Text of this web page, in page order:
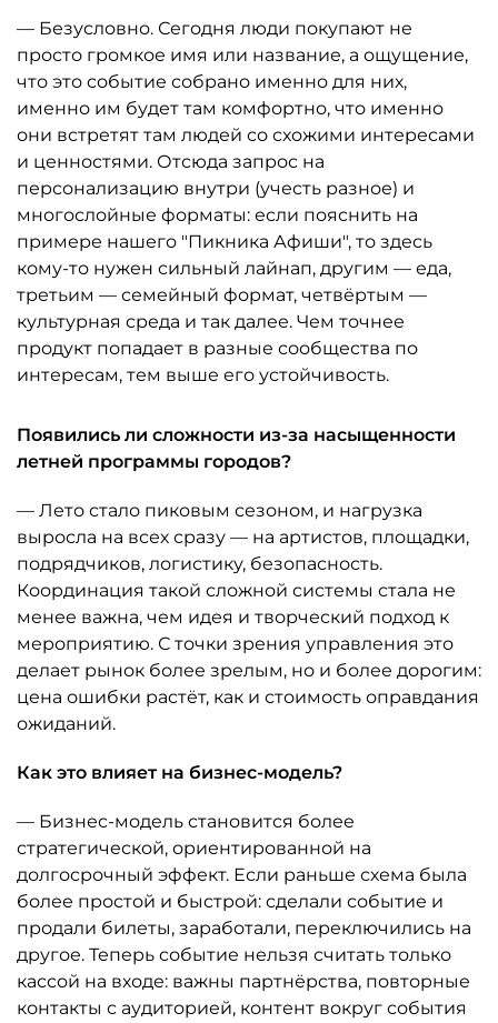
— Безусловно. Сегодня люди покупают не
просто громкое имя или название, а ощущение,
что это событие собрано именно для них,
именно им будет там комфортно, что именно
они встретят там людей со схожими интересами
и ценностями. Отсюда запрос на
персонализацию внутри (учесть разное) и
многослойные форматы: если пояснить на
примере нашего "Пикника Афиши", то здесь
кому-то нужен сильный лайнап, другим — еда,
третьим — семейный формат, четвёртым —
культурная среда и так далее. Чем точнее
продукт попадает в разные сообщества по
интересам, тем выше его устойчивость.
Появились ли сложности из-за насыщенности
летней программы городов?
— Лето стало пиковым сезоном, и нагрузка
выросла на всех сразу — на артистов, площадки,
подрядчиков, логистику, безопасность.
Координация такой сложной системы стала не
менее важна, чем идея и творческий подход к
мероприятию. С точки зрения управления это
делает рынок более зрелым, но и более дорогим:
цена ошибки растёт, как и стоимость оправдания
ожиданий.
Как это влияет на бизнес-модель?
— Бизнес-модель становится более
стратегической, ориентированной на
долгосрочный эффект. Если раньше схема была
более простой и быстрой: сделали событие и
продали билеты, заработали, переключились на
другое. Теперь событие нельзя считать только
кассой на входе: важны партнёрства, повторные
контакты с аудиторией, контент вокруг события